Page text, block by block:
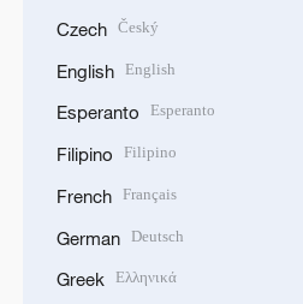
Czech Český
English English
Esperanto Esperanto
Filipino Filipino
French Français
German Deutsch
Greek Ελληνικά